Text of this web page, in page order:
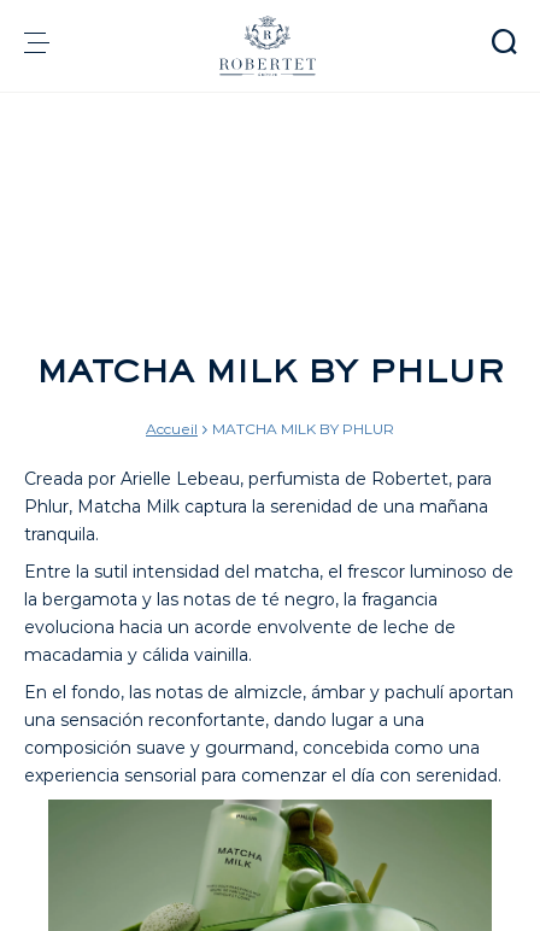
Compromisos
Información financiera
e-Robertet
MATCHA MILK BY PHLUR
Accueil MATCHA MILK BY PHLUR
Creada por Arielle Lebeau, perfumista de Robertet, para
Phlur, Matcha Milk captura la serenidad de una mañana
tranquila.
Entre la sutil intensidad del matcha, el frescor luminoso de
la bergamota y las notas de té negro, la fragancia
evoluciona hacia un acorde envolvente de leche de
macadamia y cálida vainilla.
En el fondo, las notas de almizcle, ámbar y pachulí aportan
una sensación reconfortante, dando lugar a una
composición suave y gourmand, concebida como una
experiencia sensorial para comenzar el día con serenidad.